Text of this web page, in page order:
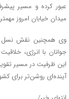
عبور کرده و مسیر
میدان خیابان امروز
وی همچنین نقش نسل
جوانان با انرژی،
این ظرفیت در مسیر
آینده‌ای روشن‌تر برای